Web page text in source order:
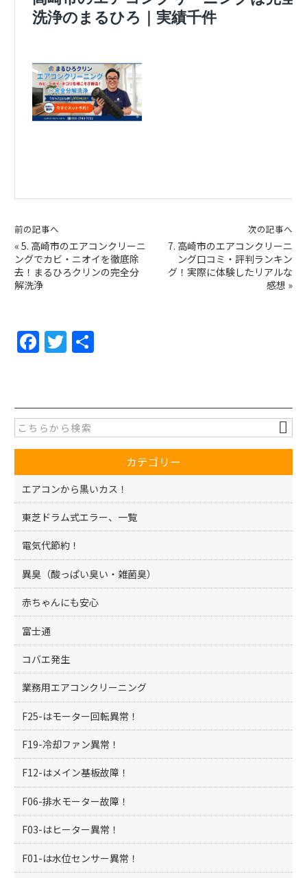
前の記事へ
« 5. 高崎市のエアコンクリーニ
ングでカビ・ニオイを徹底除
去！まるひろクリンの完全分
解洗浄
次の記事へ
7. 高崎市のエアコンクリーニ
ング口コミ・評判ランキン
グ！実際に体験したリアルな
感想 »
F
a
e
b
o
o
k
T
w
er
カテゴリー
エアコンから黒いカス！
東芝ドラム式エラー、一覧
電気代節約！
異臭（酸っぱい臭い・雑菌臭）
赤ちゃんにも安心
富士通
コバエ発生
業務用エアコンクリーニング
F25-はモーター回転異常！
F19-冷却ファン異常！
F12-はメイン基板故障！
F06-排水モーター故障！
F03-はヒーター異常！
F01-は水位センサー異常！